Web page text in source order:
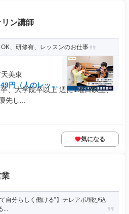
ン講師
、研修有、レッスンのお仕事
美東
円（人のレッス
、大学院卒以上 週に1曜日以上、
先し...
気になる
業
自分らしく働ける”】テレアポ/飛び込
...